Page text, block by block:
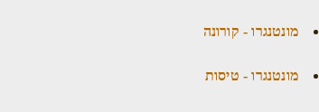
מונטנגרו - קורונה
מונטנגרו - טיסות